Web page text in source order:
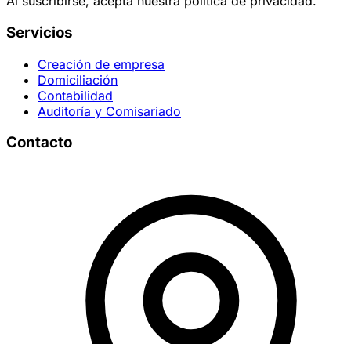
Servicios
Creación de empresa
Domiciliación
Contabilidad
Auditoría y Comisariado
Contacto